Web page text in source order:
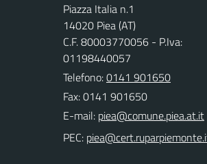
Piazza Italia n.1
14020 Piea (AT)
C.F. 80003770056 - P.Iva:
01198440057
Telefono:0141 901650
Fax: 0141 901650
E-mail:
PEC: